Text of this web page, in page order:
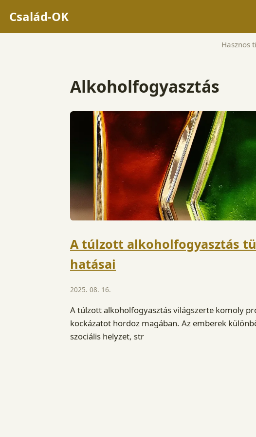
Család-OK
Hasznos
Alkoholfogyasztás
A túlzott alkoholfogyasztás
hatásai
2025. 08. 16.
A túlzott alkoholfogyasztás világszerte komoly
kockázatot hordoz magában. Az emberek
szociális helyzet, str